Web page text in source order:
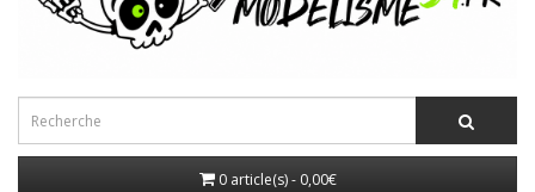
0 article(s) - 0,00€